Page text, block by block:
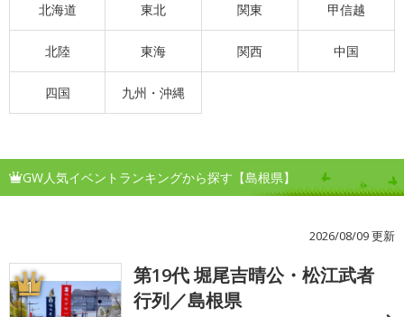
北海道 東北 関東 甲信越
北陸 東海 関西 中国
四国 九州・沖縄
GW人気イベントランキングから探す【島根県】
2026/08/09 更新
1
第19代 堀尾吉晴公・松江武者
行列／島根県